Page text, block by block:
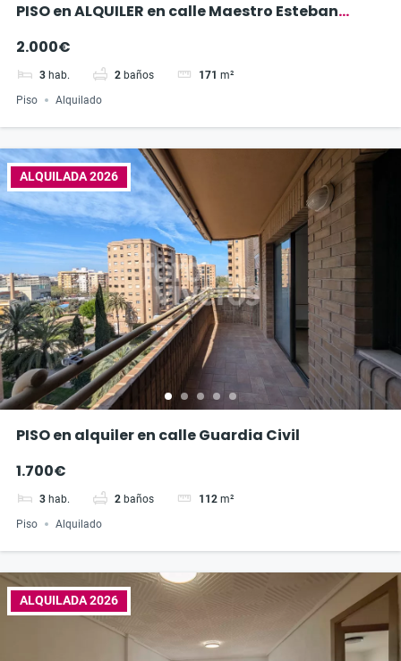
PISO en ALQUILER en calle Maestro Esteban
2.000€
3 hab. 2 baños 171 m²
Piso Alquilado
ALQUILADA 2026
PISO en alquiler en calle Guardia Civil
1.700€
3 hab. 2 baños 112 m²
Piso Alquilado
ALQUILADA 2026